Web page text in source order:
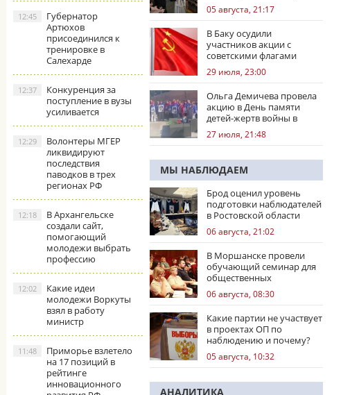
Губернатор
Артюхов
присоединился к
тренировке в
Салехарде
12:45
Конкуренция за
поступление в вузы
усиливается
12:37
Волонтеры МГЕР
ликвидируют
последствия
паводков в трех
регионах РФ
12:29
В Архангельске
создали сайт,
помогающий
молодежи выбрать
профессию
12:18
Какие идеи
молодежи Воркуты
взял в работу
министр
12:02
Приморье взлетело
на 17 позиций в
рейтинге
инновационного
11:48
05 августа, 21:17
В Баку осудили
участников акции с
советскими флагами
29 июля, 23:00
Ольга Демичева провела
акцию в День памяти
детей-жертв войны в
Донбассе
27 июля, 21:48
МЫ НАБЛЮДАЕМ
Брод оценил уровень
подготовки наблюдателей
в Ростовской области
06 августа, 21:02
В Моршанске провели
обучающий семинар для
общественных
наблюдателей
06 августа, 08:30
Какие партии не участвует
в проектах ОП по
наблюдению и почему?
05 августа, 10:32
АНАЛИТИКА